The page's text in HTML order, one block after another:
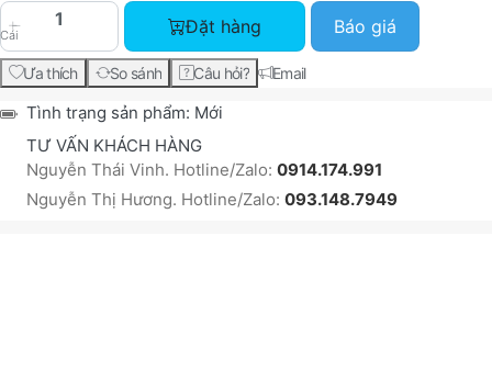
Cái
Drum Brother DR-351CL với giá 2.916.000₫, số
Đặt hàng Báo giá
Ưa thích So sánh Câu hỏi? Email
Tình trạng sản phẩm: Mới
TƯ VẤN KHÁCH HÀNG
Nguyễn Thái Vinh. Hotline/Zalo: 0914.174.991
Nguyễn Thị Hương. Hotline/Zalo: 093.148.7949